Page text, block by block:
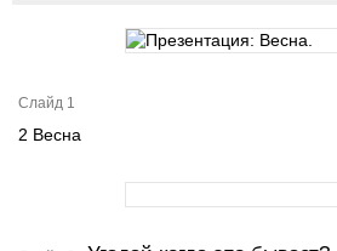
Слайд 1
2 Весна